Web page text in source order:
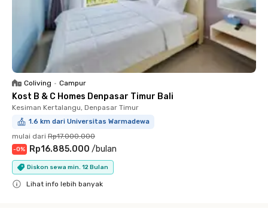
Coliving • Campur
Kost B & C Homes Denpasar Timur Bali
Kesiman Kertalangu, Denpasar Timur
1.6 km dari Universitas Warmadewa
mulai dari Rp17.000.000
-0% Rp16.885.000 /bulan
Diskon sewa min. 12 Bulan
Lihat info lebih banyak